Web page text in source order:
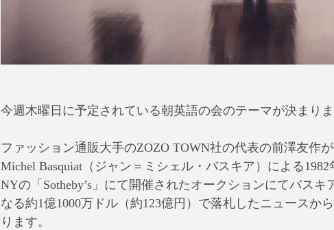
今週木曜日に予定されている朝英語の会のテーマが決まりま
ファッション通販大手のZOZO TOWN社の代表の前澤友作
Michel Basquiat（ジャン＝ミシェル・バスキア）による
NYの「Sotheby’s」にて開催されたオークションにてバスキ
なる約1億1000万ドル（約123億円）で落札したニュースか
ります。